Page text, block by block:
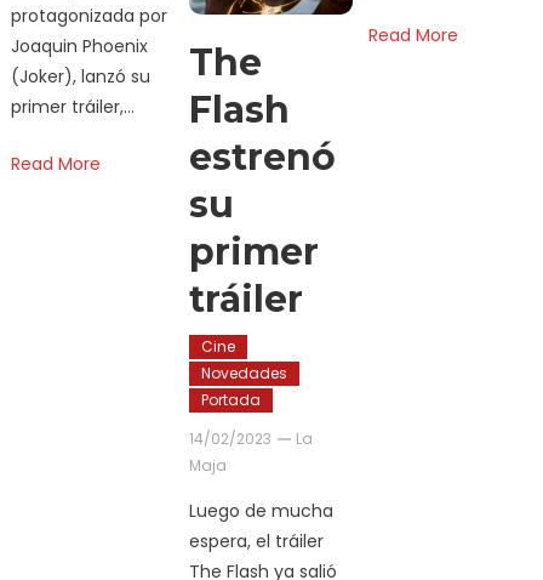
protagonizada por
Joaquin Phoenix
(Joker), lanzó su
primer tráiler,…
Read More
Read More
The
Flash
estrenó
su
primer
tráiler
Cine
Novedades
Portada
14/02/2023
La
Maja
Luego de mucha
espera, el tráiler
The Flash ya salió